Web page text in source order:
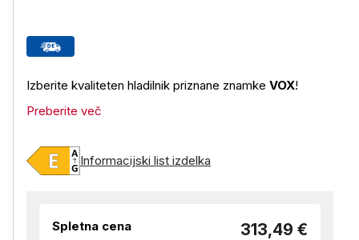
Izberite kvaliteten hladilnik priznane znamke VOX!
Preberite več
Informacijski list izdelka
Spletna cena 313,49 €